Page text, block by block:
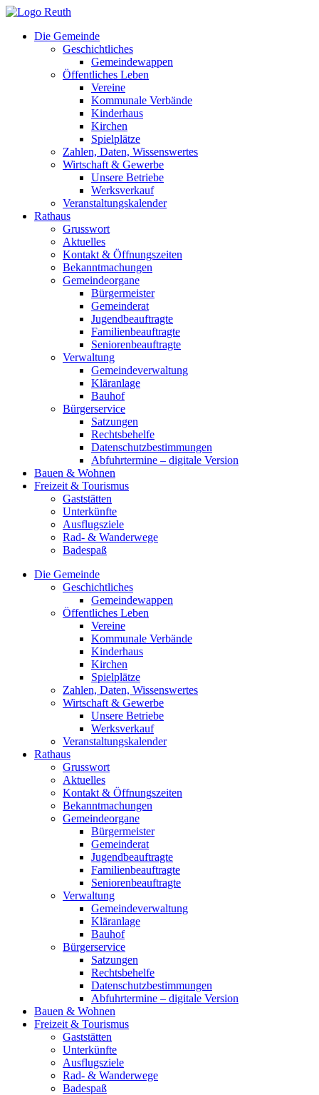
Zum
springenDie Gemeinde
Geschichtliches
Gemeindewappen
Öffentliches Leben
Vereine
Kommunale Verbände
Kinderhaus
Kirchen
Spielplätze
Zahlen, Daten, Wissenswertes
Wirtschaft & Gewerbe
Unsere Betriebe
Werksverkauf
Veranstaltungskalender
Rathaus
Grusswort
Aktuelles
Kontakt & Öffnungszeiten
Bekanntmachungen
Gemeindeorgane
Bürgermeister
Gemeinderat
Jugendbeauftragte
Familienbeauftragte
Seniorenbeauftragte
Verwaltung
Gemeindeverwaltung
Kläranlage
Bauhof
Bürgerservice
Satzungen
Rechtsbehelfe
Datenschutzbestimmungen
Abfuhrtermine – digitale Version
Bauen & Wohnen
Freizeit & Tourismus
Gaststätten
Unterkünfte
Ausflugsziele
Rad- & Wanderwege
Badespaß
Die Gemeinde
Geschichtliches
Gemeindewappen
Öffentliches Leben
Vereine
Kommunale Verbände
Kinderhaus
Kirchen
Spielplätze
Zahlen, Daten, Wissenswertes
Wirtschaft & Gewerbe
Unsere Betriebe
Werksverkauf
Veranstaltungskalender
Rathaus
Grusswort
Aktuelles
Kontakt & Öffnungszeiten
Bekanntmachungen
Gemeindeorgane
Bürgermeister
Gemeinderat
Jugendbeauftragte
Familienbeauftragte
Seniorenbeauftragte
Verwaltung
Gemeindeverwaltung
Kläranlage
Bauhof
Bürgerservice
Satzungen
Rechtsbehelfe
Datenschutzbestimmungen
Abfuhrtermine – digitale Version
Bauen & Wohnen
Freizeit & Tourismus
Gaststätten
Unterkünfte
Ausflugsziele
Rad- & Wanderwege
Badespaß